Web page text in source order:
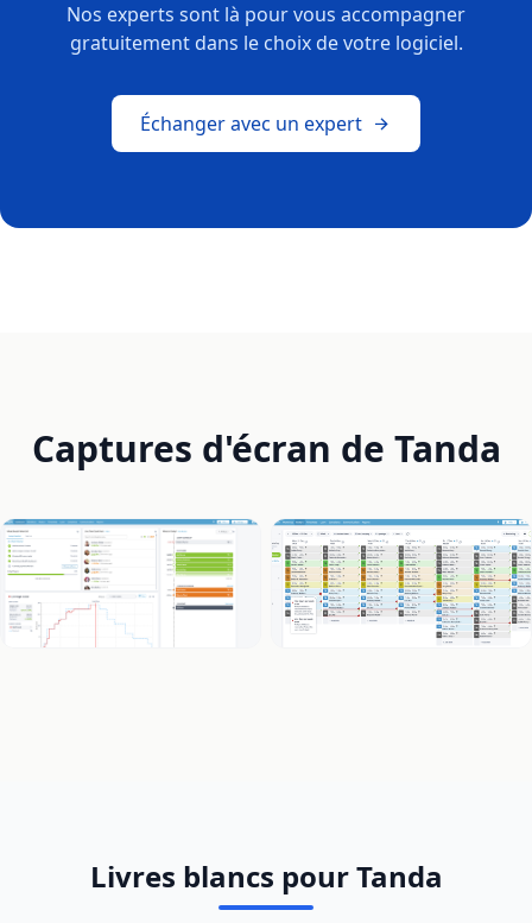
Nos experts sont là pour vous accompagner
gratuitement dans le choix de votre logiciel.
Échanger avec un expert
Captures d'écran de Tanda
Livres blancs pour Tanda